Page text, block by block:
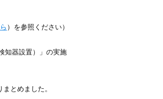
）を参照ください）
知器設置）」の実施
とめました。